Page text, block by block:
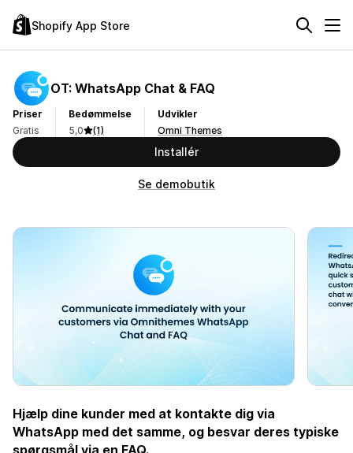
Shopify App Store
OT: WhatsApp Chat & FAQ
Priser
Gratis
Bedømmelse
5,0
(1)
Udvikler
Omni Themes
Installér
Se demobutik
Hjælp dine kunder med at kontakte dig via
WhatsApp med det samme, og besvar deres typiske